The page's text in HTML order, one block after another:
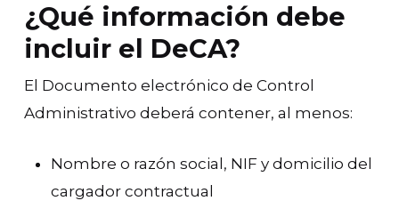
¿Qué información debe
incluir el DeCA?
El Documento electrónico de Control
Administrativo deberá contener, al menos:
Nombre o razón social, NIF y domicilio del
cargador contractual